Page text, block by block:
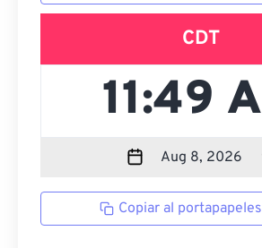
CDT
Copiar al portapapeles